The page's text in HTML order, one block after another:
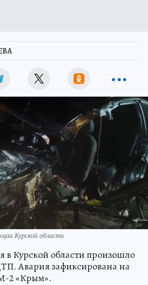
Курской области
в Курской области произошло
Авария зафиксирована на
2 «Крым».